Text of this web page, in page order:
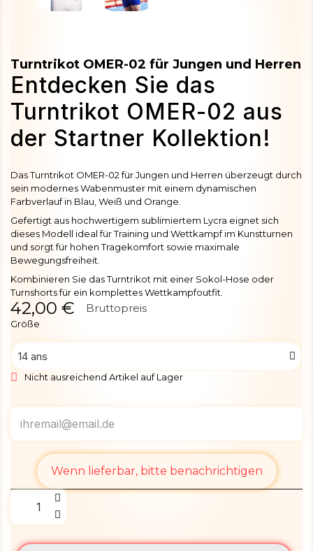
Turntrikot OMER-02 für Jungen und Herren
Entdecken Sie das
Turntrikot OMER-02 aus
der Startner Kollektion!
Das Turntrikot OMER-02 für Jungen und Herren überzeugt durch
sein modernes Wabenmuster mit einem dynamischen
Farbverlauf in Blau, Weiß und Orange.
Gefertigt aus hochwertigem sublimiertem Lycra eignet sich
dieses Modell ideal für Training und Wettkampf im Kunstturnen
und sorgt für hohen Tragekomfort sowie maximale
Bewegungsfreiheit.
Kombinieren Sie das Turntrikot mit einer Sokol-Hose oder
Turnshorts für ein komplettes Wettkampfoutfit.
42,00 € Bruttopreis
Größe
Nicht ausreichend Artikel auf Lager
Wenn lieferbar, bitte benachrichtigen